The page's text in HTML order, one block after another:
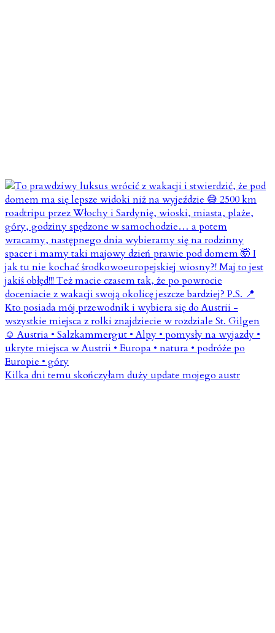
Kilka dni temu skończyłam duży update mojego austr